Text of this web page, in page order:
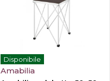
Disponibile
Amabilia